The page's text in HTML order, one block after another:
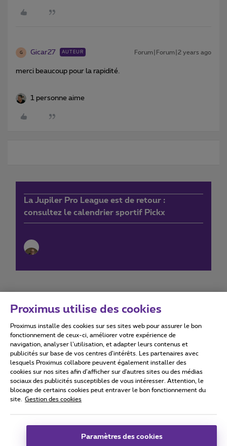
G Gicar27 AUTEUR Forum|Forum|2 years ago
merci beaucoup pour la rapidité.
1 personne aime
La Jupiler Pro League est de retour :
consultez le calendrier sportif Pickx
Conditions d'utilisation Accessibility statement
Tous droits réservés. © 2026 Proximus
Conditions générales, info consommateur
Coordonnées de l’entreprise
Proximus utilise des cookies
Proximus installe des cookies sur ses sites web pour assurer le bon
fonctionnement de ceux-ci, améliorer votre expérience de
navigation, analyser l’utilisation, et adapter leurs contenus et
publicités sur base de vos centres d’intérêts. Les partenaires avec
lesquels Proximus collabore peuvent également installer des
cookies sur nos sites afin d’afficher sur d'autres sites ou des médias
sociaux des publicités susceptibles de vous intéresser. Attention, le
blocage de certains cookies peut entraver le bon fonctionnement du
site.
Gestion des cookies
Paramètres des cookies